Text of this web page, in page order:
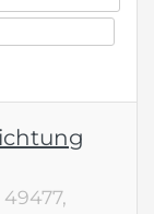
49477,